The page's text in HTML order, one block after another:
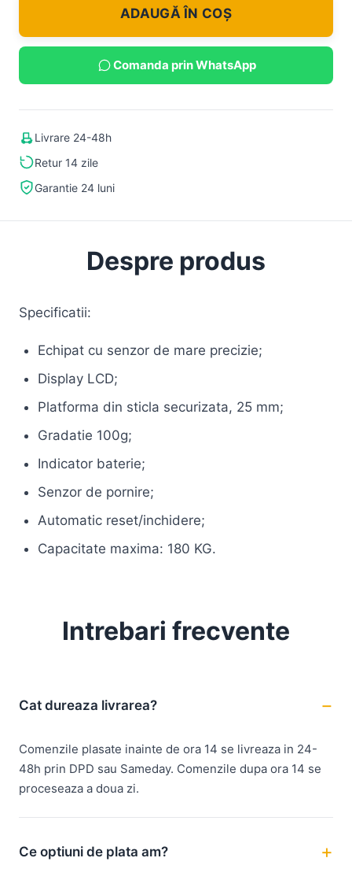
ADAUGĂ ÎN COȘ
Comanda prin WhatsApp
Livrare 24-48h
Retur 14 zile
Garantie 24 luni
Despre produs
Specificatii:
Echipat cu senzor de mare precizie;
Display LCD;
Platforma din sticla securizata, 25 mm;
Gradatie 100g;
Indicator baterie;
Senzor de pornire;
Automatic reset/inchidere;
Capacitate maxima: 180 KG.
Intrebari frecvente
Cat dureaza livrarea?
Comenzile plasate inainte de ora 14 se livreaza in 24-
48h prin DPD sau Sameday. Comenzile dupa ora 14 se
proceseaza a doua zi.
Ce optiuni de plata am?